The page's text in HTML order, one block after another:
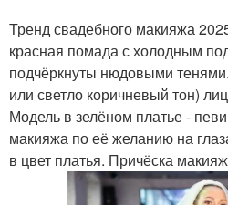
Тренд свадебного макияжа
красная помада с холодным
подчёркнуты нюдовыми
или светло коричневый тон)
Модель в зелёном платье -
макияжа по её желанию на
в цвет платья. Причёска